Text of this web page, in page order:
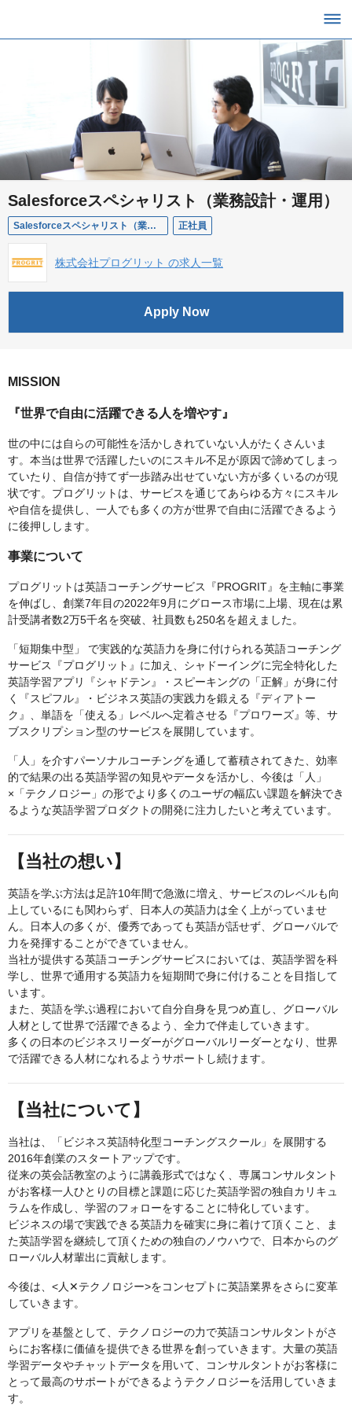
Salesforceスペシャリスト（業務設計・運用）
Salesforceスペシャリスト（業務設計・運用） 正社員
株式会社プログリット の求人一覧
Apply Now
MISSION
『世界で自由に活躍できる人を増やす』
世の中には自らの可能性を活かしきれていない人がたくさんいま
す。本当は世界で活躍したいのにスキル不足が原因で諦めてしまっ
ていたり、自信が持てず一歩踏み出せていない方が多くいるのが現
状です。プログリットは、サービスを通じてあらゆる方々にスキル
や自信を提供し、一人でも多くの方が世界で自由に活躍できるよう
に後押しします。
事業について
プログリットは英語コーチングサービス『PROGRIT』を主軸に事業
を伸ばし、創業7年目の2022年9月にグロース市場に上場、現在は累
計受講者数2万5千名を突破、社員数も250名を超えました。
「短期集中型」 で実践的な英語力を身に付けられる英語コーチング
サービス『プログリット』に加え、シャドーイングに完全特化した
英語学習アプリ『シャドテン』・スピーキングの「正解」が身に付
く『スピフル』・ビジネス英語の実践力を鍛える『ディアトー
ク』、単語を「使える」レベルへ定着させる『プロワーズ』等、サ
ブスクリプション型のサービスを展開しています。
「人」を介すパーソナルコーチングを通して蓄積されてきた、効率
的で結果の出る英語学習の知見やデータを活かし、今後は「人」
×「テクノロジー」の形でより多くのユーザの幅広い課題を解決でき
るような英語学習プロダクトの開発に注力したいと考えています。
【当社の想い】
英語を学ぶ方法は足許10年間で急激に増え、サービスのレベルも向
上しているにも関わらず、日本人の英語力は全く上がっていませ
ん。日本人の多くが、優秀であっても英語が話せず、グローバルで
力を発揮することができていません。
当社が提供する英語コーチングサービスにおいては、英語学習を科
学し、世界で通用する英語力を短期間で身に付けることを目指して
います。
また、英語を学ぶ過程において自分自身を見つめ直し、グローバル
人材として世界で活躍できるよう、全力で伴走していきます。
多くの日本のビジネスリーダーがグローバルリーダーとなり、世界
で活躍できる人材になれるようサポートし続けます。
【当社について】
当社は、「ビジネス英語特化型コーチングスクール」を展開する
2016年創業のスタートアップです。
従来の英会話教室のように講義形式ではなく、専属コンサルタント
がお客様一人ひとりの目標と課題に応じた英語学習の独自カリキュ
ラムを作成し、学習のフォローをすることに特化しています。
ビジネスの場で実践できる英語力を確実に身に着けて頂くこと、ま
た英語学習を継続して頂くための独自のノウハウで、日本からのグ
ローバル人材輩出に貢献します。
今後は、<人✕テクノロジー>をコンセプトに英語業界をさらに変革
していきます。
アプリを基盤として、テクノロジーの力で英語コンサルタントがさ
らにお客様に価値を提供できる世界を創っていきます。大量の英語
学習データやチャットデータを用いて、コンサルタントがお客様に
とって最高のサポートができるようテクノロジーを活用していきま
す。